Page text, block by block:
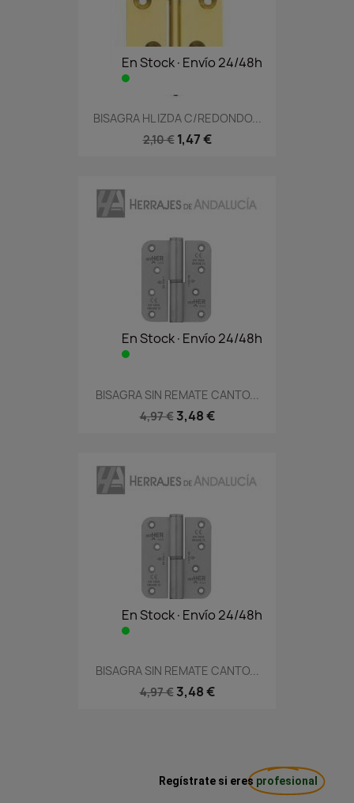
En Stock·Envío 24/48h
BISAGRA HL IZDA C/REDONDO...
2,10 € 1,47 €
En Stock·Envío 24/48h
BISAGRA SIN REMATE CANTO...
4,97 € 3,48 €
En Stock·Envío 24/48h
BISAGRA SIN REMATE CANTO...
4,97 € 3,48 €
Regístrate si eres profesional